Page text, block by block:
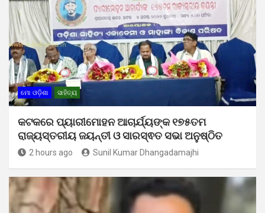
ମୋ ଓଡ଼ିଶା ସାହିତ୍ୟ
କଟକରେ ପ୍ୟାରୀମୋହନ ଆଚାର୍ଯ୍ୟଙ୍କ ୧୭୫ତମ
ରାଜ୍ୟସ୍ତରୀୟ ଜୟନ୍ତୀ ଓ ସାରସ୍ଵତ ସଭା ଅନୁଷ୍ଠିତ
2 hours ago Sunil Kumar Dhangadamajhi